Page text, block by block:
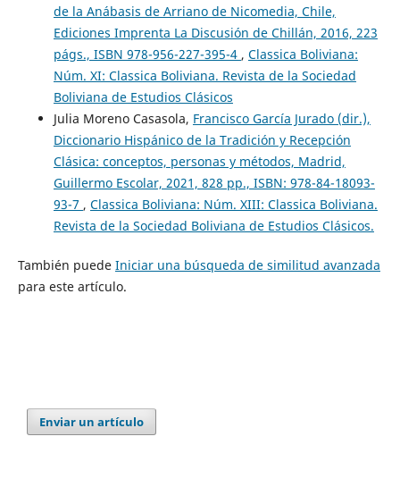
de la Anábasis de Arriano de Nicomedia, Chile,
Ediciones Imprenta La Discusión de Chillán, 2016, 223
págs., ISBN 978-956-227-395-4 , Classica Boliviana:
Núm. XI: Classica Boliviana. Revista de la Sociedad
Boliviana de Estudios Clásicos
Julia Moreno Casasola, Francisco García Jurado (dir.),
Diccionario Hispánico de la Tradición y Recepción
Clásica: conceptos, personas y métodos, Madrid,
Guillermo Escolar, 2021, 828 pp., ISBN: 978-84-18093-
93-7 , Classica Boliviana: Núm. XIII: Classica Boliviana.
Revista de la Sociedad Boliviana de Estudios Clásicos.
También puede Iniciar una búsqueda de similitud avanzada
para este artículo.
Enviar un artículo